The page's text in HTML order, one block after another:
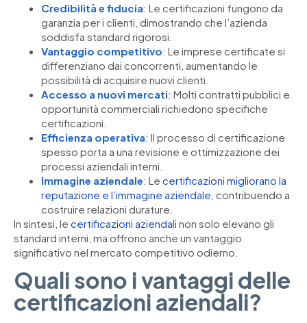
Credibilità e fiducia: Le certificazioni fungono da
garanzia per i clienti, dimostrando che l’azienda
soddisfa standard rigorosi.
Vantaggio competitivo: Le imprese certificate si
differenziano dai concorrenti, aumentando le
possibilità di acquisire nuovi clienti.
Accesso a nuovi mercati: Molti contratti pubblici e
opportunità commerciali richiedono specifiche
certificazioni.
Efficienza operativa: Il processo di certificazione
spesso porta a una revisione e ottimizzazione dei
processi aziendali interni.
Immagine aziendale: Le certificazioni migliorano la
reputazione e l’immagine aziendale , contribuendo a
costruire relazioni durature.
In sintesi, le certificazioni aziendali non solo elevano gli
standard interni, ma offrono anche un vantaggio
significativo nel mercato competitivo odierno.
Quali sono i vantaggi delle
certificazioni aziendali?